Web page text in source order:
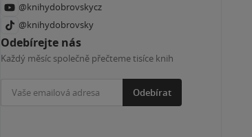
@knihydobrovskycz
@knihydobrovsky
Odebírejte nás
Každý měsíc společně přečteme tisíce knih
Odebírat